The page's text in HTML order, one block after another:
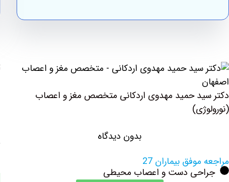
دکتر سید حمید مهدوی اردکانی متخصص مغز و اعصاب
(نورولوژی)
بدون دیدگاه
مراجعه موفق بیماران 27
جراحی دست و اعصاب محیطی